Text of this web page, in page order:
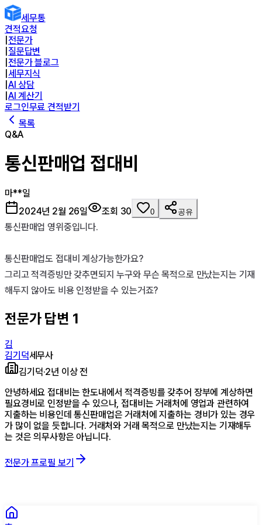
세무통
견적요청
전문가
질문답변
전문가 블로그
세무지식
AI 상담
AI 계산기
로그인무료 견적받기
목록
Q&A
통신판매업 접대비
마**일
2024년 2월 26일
조회 30 0 공유
통신판매업 영위중입니다.
통신판매업도 접대비 계상가능한가요?
그리고 적격증빙만 갖추면되지 누구와 무슨 목적으로 만났는지는 기재
해두지 않아도 비용 인정받을 수 있는거죠?
전문가 답변 1
김
김기덕세무사
김기덕·2년 이상 전
안녕하세요 접대비는 한도내에서 적격증빙를 갖추어 장부에 계상하면
필요경비로 인정받을 수 있으나, 접대비는 거래처에 영업과 관련하여
지출하는 비용인데 통신판매업은 거래처에 지출하는 경비가 있는 경우
가 많이 없을 듯합니다. 거래처와 거래 목적으로 만났는지는 기재해두
는 것은 의무사항은 아닙니다.
전문가 프로필 보기